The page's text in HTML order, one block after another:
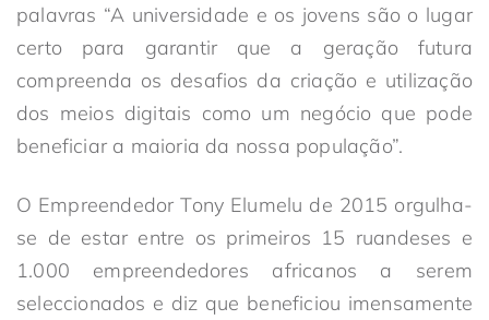
palavras “A universidade e os jovens são o lugar
certo para garantir que a geração futura
compreenda os desafios da criação e utilização
dos meios digitais como um negócio que pode
beneficiar a maioria da nossa população”.
O Empreendedor Tony Elumelu de 2015 orgulha-
se de estar entre os primeiros 15 ruandeses e
1.000 empreendedores africanos a serem
seleccionados e diz que beneficiou imensamente